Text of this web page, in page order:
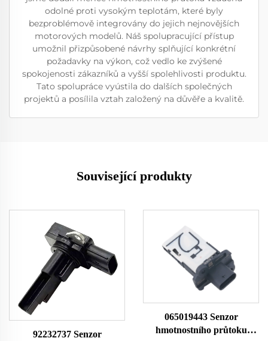
odolné proti vysokým teplotám, které byly
bezproblémově integrovány do jejich nejnovějších
motorových modelů. Náš spolupracující přístup
umožnil přizpůsobené návrhy splňující konkrétní
požadavky na výkon, což vedlo ke zvýšené
spokojenosti zákazníků a vyšší spolehlivosti produktu.
Tato spolupráce vyústila do dalších společných
projektů a posílila vztah založený na důvěře a kvalitě.
Související produkty
92232737 Senzor
065019443 Senzor
hmotnostního průtoku